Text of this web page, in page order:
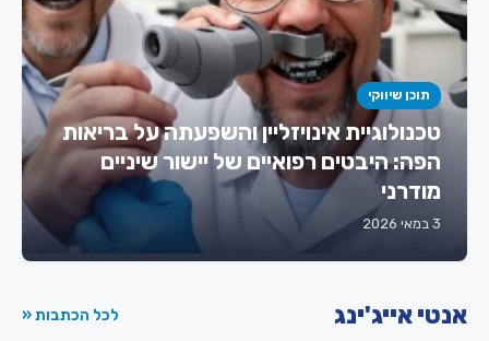
תוכן שיווקי
טכנולוגיית אינויזליין והשפעתה על בריאות
הפה: היבטים רפואיים של יישור שיניים
מודרני
3 במאי 2026
אנטי אייג'ינג לכל הכתבות «